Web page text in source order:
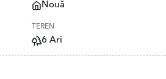
Nouă
TEREN
6 Ari